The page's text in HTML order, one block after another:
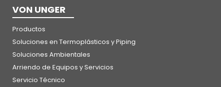
VON UNGER
Productos
Soluciones en Termoplásticos y Piping
Soluciones Ambientales
Arriendo de Equipos y Servicios
Servicio Técnico